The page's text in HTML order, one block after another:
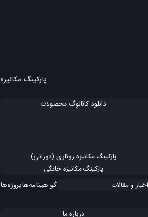
پارکینگ مکانیزه
دانلود کاتالوگ محصولات
پارکینگ مکانیزه روتاری (دورانی)
پارکینگ مکانیزه خانگی
پروژه‌هاگواهینامه‌ها اخبار و مقالات
درباره ما